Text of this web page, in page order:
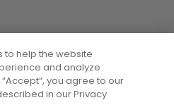
to help the website
and analyze
you agree to our
in our Privacy